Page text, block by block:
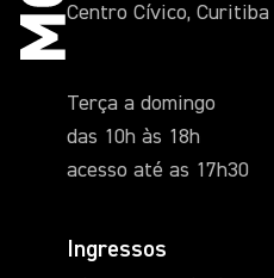
Centro Cívico, Curitiba
Terça a domingo
das 10h às 18h
acesso até as 17h30
Ingressos